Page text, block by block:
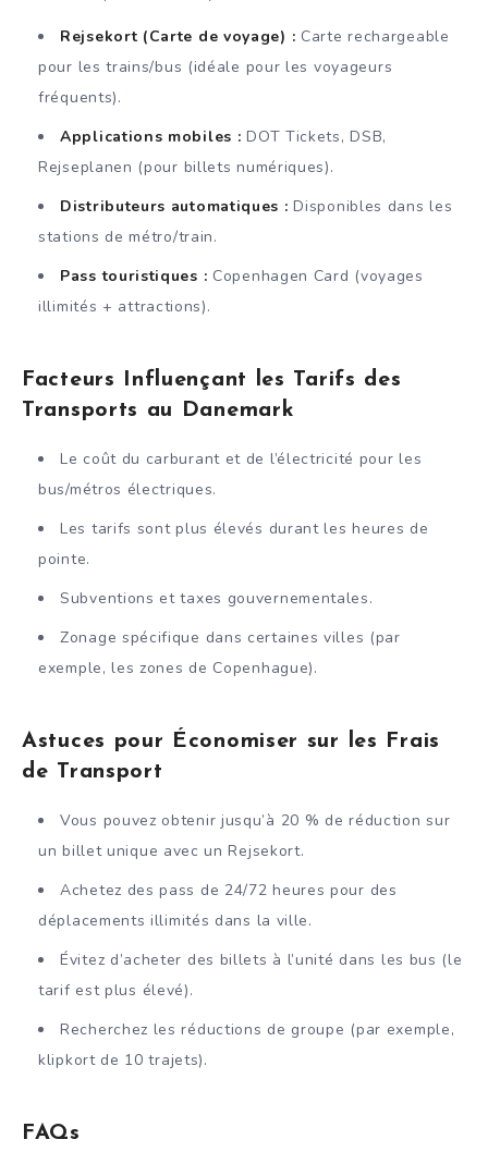
Rejsekort (Carte de voyage) : Carte rechargeable
pour les trains/bus (idéale pour les voyageurs
fréquents).
Applications mobiles : DOT Tickets, DSB,
Rejseplanen (pour billets numériques).
Distributeurs automatiques : Disponibles dans les
stations de métro/train.
Pass touristiques : Copenhagen Card (voyages
illimités + attractions).
Facteurs Influençant les Tarifs des
Transports au Danemark
Le coût du carburant et de l’électricité pour les
bus/métros électriques.
Les tarifs sont plus élevés durant les heures de
pointe.
Subventions et taxes gouvernementales.
Zonage spécifique dans certaines villes (par
exemple, les zones de Copenhague).
Astuces pour Économiser sur les Frais
de Transport
Vous pouvez obtenir jusqu’à 20 % de réduction sur
un billet unique avec un Rejsekort.
Achetez des pass de 24/72 heures pour des
déplacements illimités dans la ville.
Évitez d’acheter des billets à l’unité dans les bus (le
tarif est plus élevé).
Recherchez les réductions de groupe (par exemple,
klipkort de 10 trajets).
FAQs